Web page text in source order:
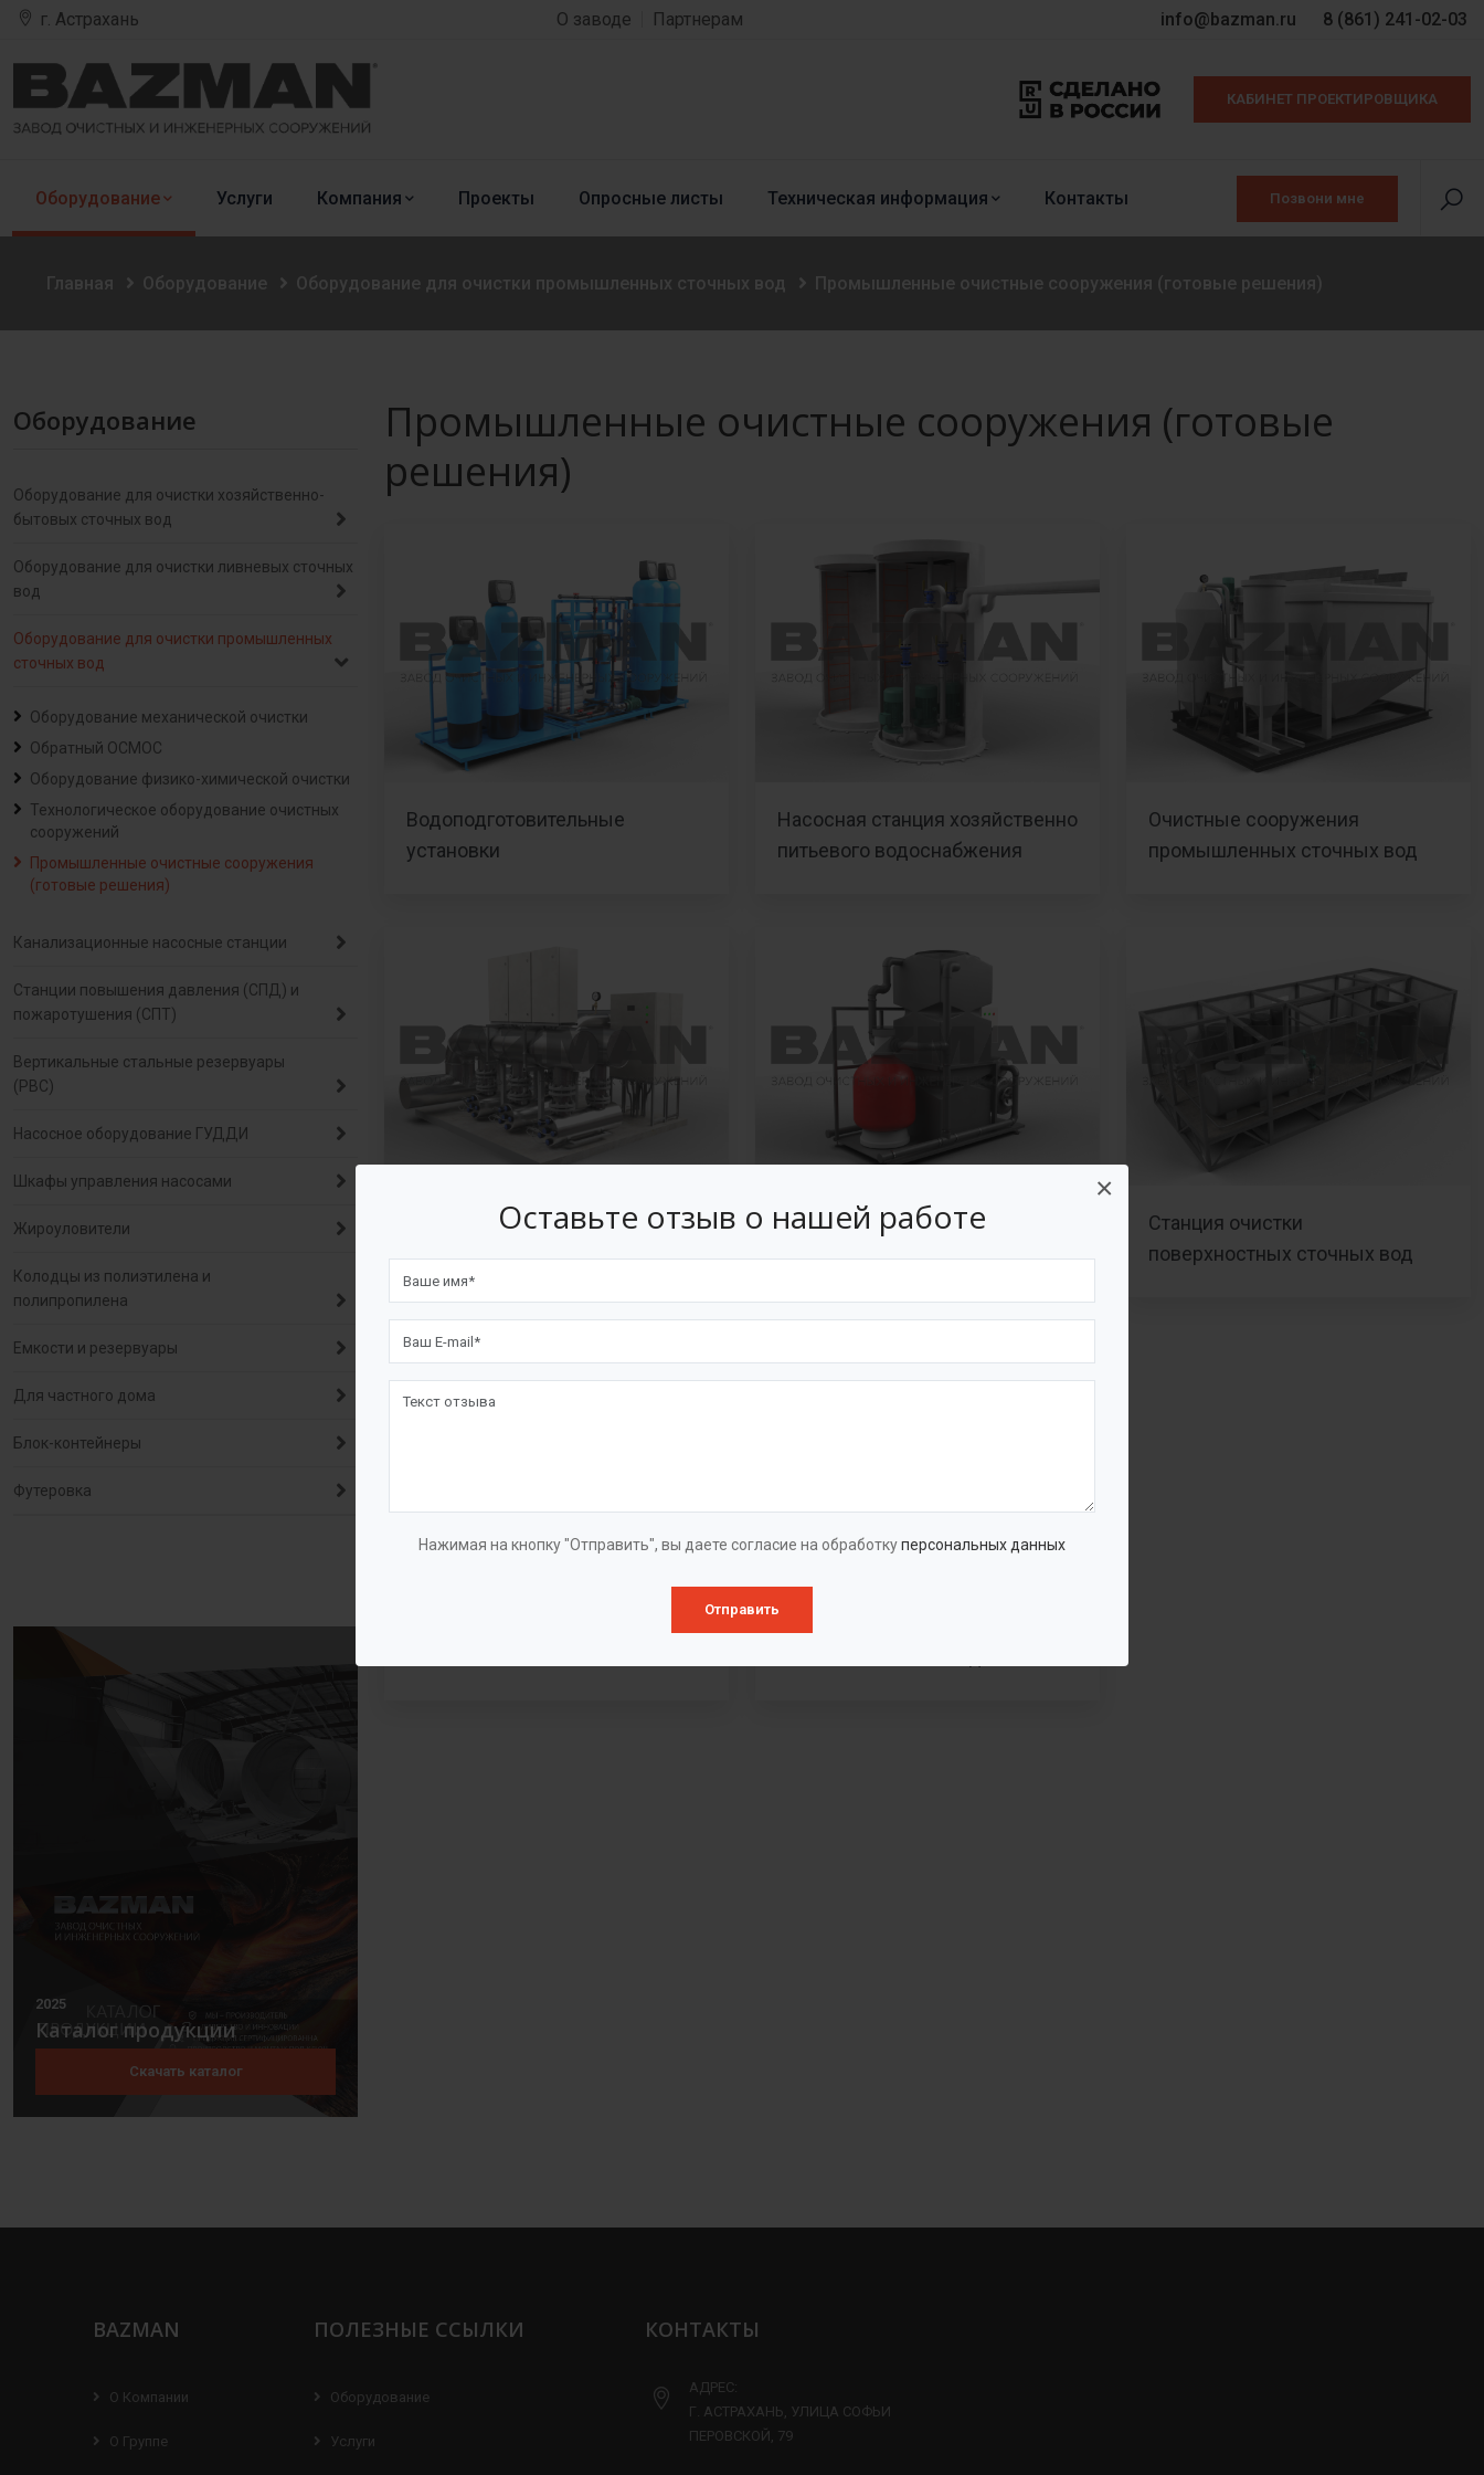
Оставьте отзыв о нашей работе
Нажимая на кнопку "Отправить", вы даете согласие на обработкуперсональных данных
Отправить
×
г. Астрахань О заводе Партнерам info@bazman.ru 8 (861) 241-02-03
КАБИНЕТ ПРОЕКТИРОВЩИКА
Оборудование Услуги Компания Проекты Опросные листы Техническая информация Контакты Позвони мне
Главная Оборудование Оборудование для очистки промышленных сточных вод Промышленные очистные сооружения (готовые решения)
Оборудование
Оборудование для очистки хозяйственно-
бытовых сточных вод
Оборудование для очистки ливневых сточных
вод
Оборудование для очистки промышленных
сточных вод
Оборудование механической очистки
Обратный ОСМОС
Оборудование физико-химической очистки
Технологическое оборудование очистных
сооружений
Промышленные очистные сооружения
(готовые решения)
Канализационные насосные станции
Станции повышения давления (СПД) и
пожаротушения (СПТ)
Вертикальные стальные резервуары
(РВС)
Насосное оборудование ГУДДИ
Шкафы управления насосами
Жироуловители
Колодцы из полиэтилена и
полипропилена
Емкости и резервуары
Для частного дома
Блок-контейнеры
Футеровка
2025
Каталог продукции
Скачать каталог
Промышленные очистные сооружения (готовые
решения)
Водоподготовительные
установки
Насосная станция хозяйственно
питьевого водоснабжения
Очистные сооружения
промышленных сточных вод
Станция обезвреживания и
Станция очистки
Станция очистки
поверхностных сточных вод
BAZMAN
О Компании
О Группе
ПОЛЕЗНЫЕ ССЫЛКИ
Оборудование
Услуги
КОНТАКТЫ
АДРЕС:
Г. АСТРАХАНЬ, УЛИЦА СОФЬИ
ПЕРОВСКОЙ, 79